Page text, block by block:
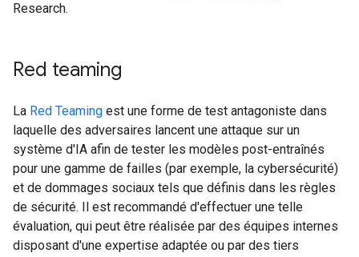
Research.
Red teaming
La Red Teaming est une forme de test antagoniste dans
laquelle des adversaires lancent une attaque sur un
système d'IA afin de tester les modèles post-entraînés
pour une gamme de failles (par exemple, la cybersécurité)
et de dommages sociaux tels que définis dans les règles
de sécurité. Il est recommandé d'effectuer une telle
évaluation, qui peut être réalisée par des équipes internes
disposant d'une expertise adaptée ou par des tiers